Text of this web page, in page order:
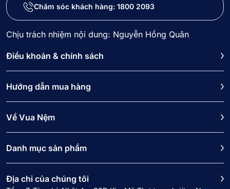
Chăm sóc khách hàng: 1800 2093
Chịu trách nhiệm nội dung: Nguyễn Hồng Quân
Điều khoản & chính sách
Hướng dẫn mua hàng
Về Vua Nệm
Danh mục sản phẩm
Địa chỉ của chúng tôi